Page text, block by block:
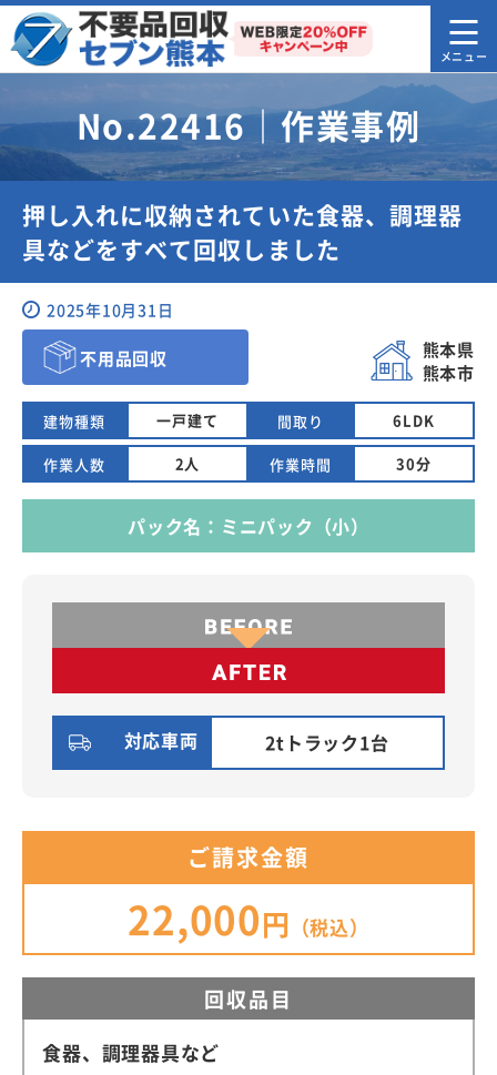
No.22416｜作業事例
押し入れに収納されていた食器、調理器
具などをすべて回収しました
2025年10月31日
不用品回収
熊本県
熊本市
建物種類 一戸建て 間取り 6LDK
作業人数 2人 作業時間 30分
パック名：ミニパック（小）
対応車両 2tトラック1台
ご請求金額
22,000円 （税込）
回収品目
食器、調理器具など